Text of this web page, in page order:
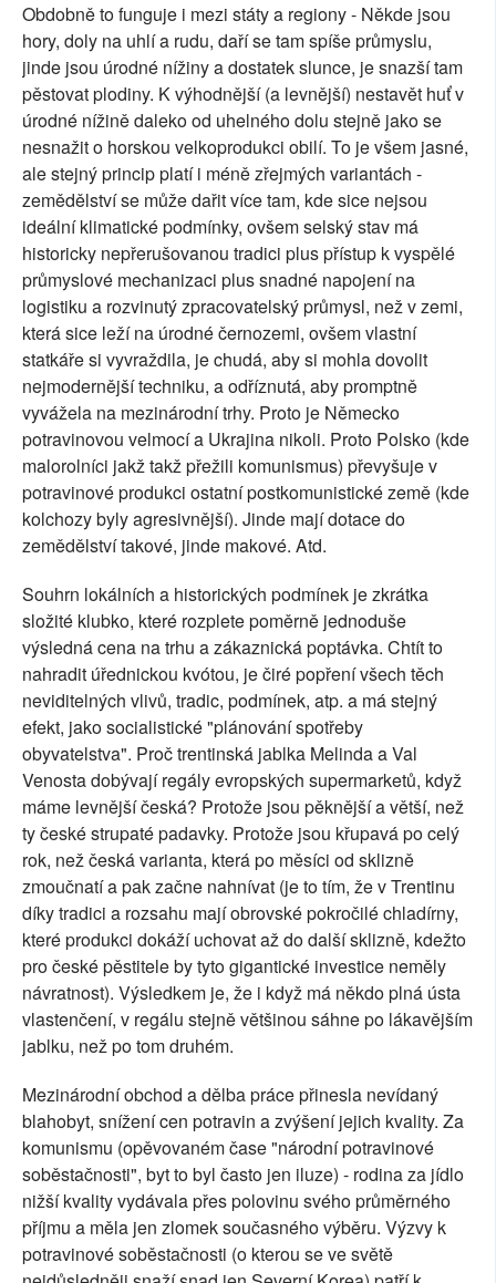
Obdobně to funguje i mezi státy a regiony - Někde jsou
hory, doly na uhlí a rudu, daří se tam spíše průmyslu,
jinde jsou úrodné nížiny a dostatek slunce, je snazší tam
pěstovat plodiny. K výhodnější (a levnější) nestavět huť v
úrodné nížině daleko od uhelného dolu stejně jako se
nesnažit o horskou velkoprodukci obilí. To je všem jasné,
ale stejný princip platí i méně zřejmých variantách -
zemědělství se může dařit více tam, kde sice nejsou
ideální klimatické podmínky, ovšem selský stav má
historicky nepřerušovanou tradici plus přístup k vyspělé
průmyslové mechanizaci plus snadné napojení na
logistiku a rozvinutý zpracovatelský průmysl, než v zemi,
která sice leží na úrodné černozemi, ovšem vlastní
statkáře si vyvraždila, je chudá, aby si mohla dovolit
nejmodernější techniku, a odříznutá, aby promptně
vyvážela na mezinárodní trhy. Proto je Německo
potravinovou velmocí a Ukrajina nikoli. Proto Polsko (kde
malorolníci jakž takž přežili komunismus) převyšuje v
potravinové produkci ostatní postkomunistické země (kde
kolchozy byly agresivnější). Jinde mají dotace do
zemědělství takové, jinde makové. Atd.
Souhrn lokálních a historických podmínek je zkrátka
složité klubko, které rozplete poměrně jednoduše
výsledná cena na trhu a zákaznická poptávka. Chtít to
nahradit úřednickou kvótou, je čiré popření všech těch
neviditelných vlivů, tradic, podmínek, atp. a má stejný
efekt, jako socialistické "plánování spotřeby
obyvatelstva". Proč trentinská jablka Melinda a Val
Venosta dobývají regály evropských supermarketů, když
máme levnější česká? Protože jsou pěknější a větší, než
ty české strupaté padavky. Protože jsou křupavá po celý
rok, než česká varianta, která po měsíci od sklizně
zmoučnatí a pak začne nahnívat (je to tím, že v Trentinu
díky tradici a rozsahu mají obrovské pokročilé chladírny,
které produkci dokáží uchovat až do další sklizně, kdežto
pro české pěstitele by tyto gigantické investice neměly
návratnost). Výsledkem je, že i když má někdo plná ústa
vlastenčení, v regálu stejně většinou sáhne po lákavějším
jablku, než po tom druhém.
Mezinárodní obchod a dělba práce přinesla nevídaný
blahobyt, snížení cen potravin a zvýšení jejich kvality. Za
komunismu (opěvovaném čase "národní potravinové
soběstačnosti", byt to byl často jen iluze) - rodina za jídlo
nižší kvality vydávala přes polovinu svého průměrného
příjmu a měla jen zlomek současného výběru. Výzvy k
potravinové soběstačnosti (o kterou se ve světě